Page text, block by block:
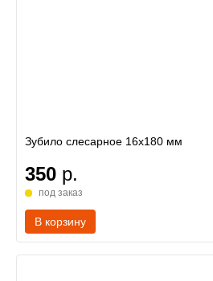
Зубило слесарное 16х180 мм
350 р.
под заказ
В корзину